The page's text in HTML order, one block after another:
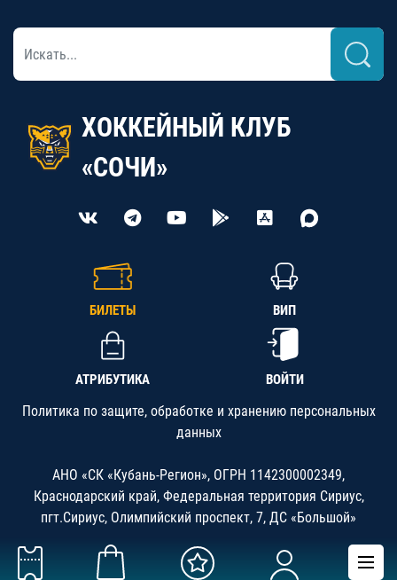
ХОККЕЙНЫЙ КЛУБ
«СОЧИ»
БИЛЕТЫ ВИП
АТРИБУТИКА ВОЙТИ
Политика по защите, обработке и хранению персональных
данных
АНО «СК «Кубань-Регион», ОГРН 1142300002349,
Краснодарский край, Федеральная территория Сириус,
пгт.Сириус, Олимпийский проспект, 7, ДС «Большой»